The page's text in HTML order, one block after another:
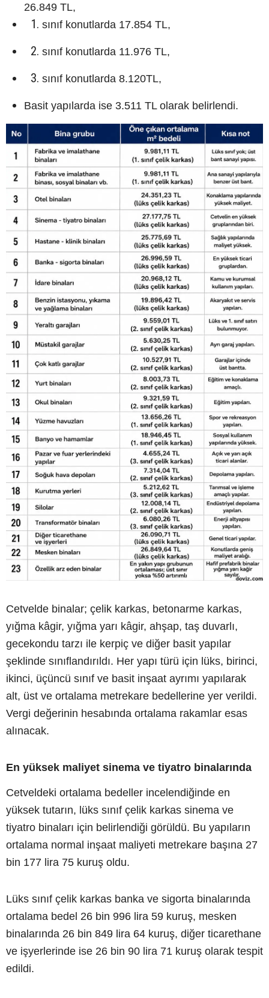
26.849 TL,
sınıf konutlarda 17.854 TL,
sınıf konutlarda 11.976 TL,
sınıf konutlarda 8.120TL,
Basit yapılarda ise 3.511 TL olarak belirlendi.
Cetvelde binalar; çelik karkas, betonarme karkas,
yığma kâgir, yığma yarı kâgir, ahşap, taş duvarlı,
gecekondu tarzı ile kerpiç ve diğer basit yapılar
şeklinde sınıflandırıldı. Her yapı türü için lüks, birinci,
ikinci, üçüncü sınıf ve basit inşaat ayrımı yapılarak
alt, üst ve ortalama metrekare bedellerine yer verildi.
Vergi değerinin hesabında ortalama rakamlar esas
alınacak.
En yüksek maliyet sinema ve tiyatro binalarında
Cetveldeki ortalama bedeller incelendiğinde en
yüksek tutarın, lüks sınıf çelik karkas sinema ve
tiyatro binaları için belirlendiği görüldü. Bu yapıların
ortalama normal inşaat maliyeti metrekare başına 27
bin 177 lira 75 kuruş oldu.
Lüks sınıf çelik karkas banka ve sigorta binalarında
ortalama bedel 26 bin 996 lira 59 kuruş, mesken
binalarında 26 bin 849 lira 64 kuruş, diğer ticarethane
ve işyerlerinde ise 26 bin 90 lira 71 kuruş olarak tespit
edildi.